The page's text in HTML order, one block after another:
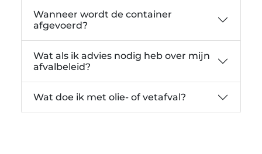
Wanneer wordt de container
afgevoerd?
Wat als ik advies nodig heb over mijn
afvalbeleid?
Wat doe ik met olie- of vetafval?